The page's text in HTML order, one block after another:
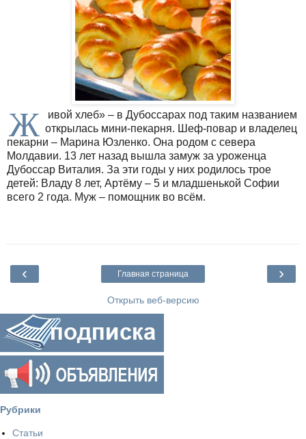
Ж
ивой хлеб» – в Дубоссарах под таким названием
открылась мини-пекарня. Шеф-повар и владелец
пекарни – Марина Юзленко. Она родом с севера
Молдавии. 13 лет назад вышла замуж за уроженца
Дубоссар Виталия. За эти годы у них родилось трое
детей: Владу 8 лет, Артёму – 5 и младшенькой Софии
всего 2 года. Муж – помощник во всём.
‹ ›
Главная страница
Открыть веб-версию
Рубрики
Статьи